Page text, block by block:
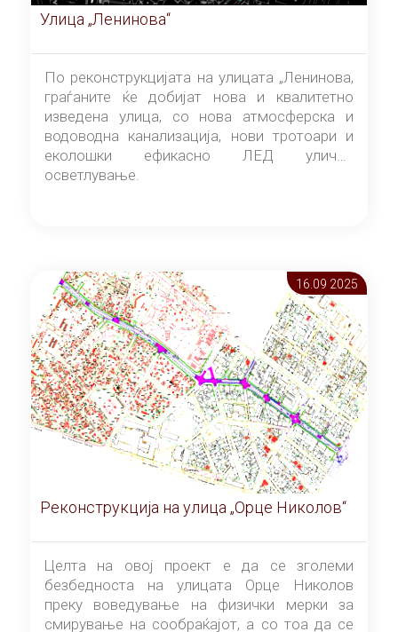
Улица „Ленинова“
По реконструкцијата на улицата „Ленинова,
граѓаните ќе добијат нова и квалитетно
изведена улица, со нова атмосферска и
водоводна канализација, нови тротоари и
еколошки ефикасно ЛЕД улично
осветлување.
16.09 2025
Реконструкција на улица „Орце Николов“
Целта на овој проект е да се зголеми
безбедноста на улицата Орце Николов
преку воведување на физички мерки за
смирување на сообраќајот, а со тоа да се